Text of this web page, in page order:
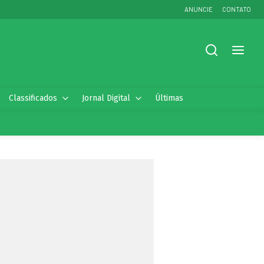
ANUNCIE CONTATO
Classificados Jornal Digital Últimas